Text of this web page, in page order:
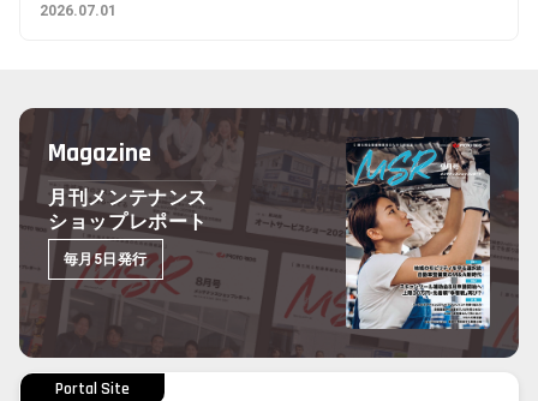
2026.07.01
Magazine
月刊メンテナンス
ショップレポート
毎月5日発行
Portal Site